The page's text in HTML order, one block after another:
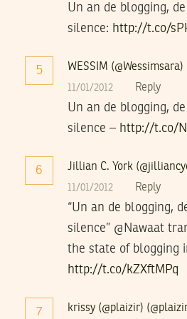
Un an de blogging,
silence: http://t.co/
5 WESSIM (@Wessimsara)
11/01/2012 Reply
Un an de blogging,
silence – http://t.co/
6 Jillian C. York
11/01/2012 Reply
“Un an de blogging,
silence” @Nawaat
the state of blogging
http://t.co/kZXftMPq
7 krissy (@plaizir)